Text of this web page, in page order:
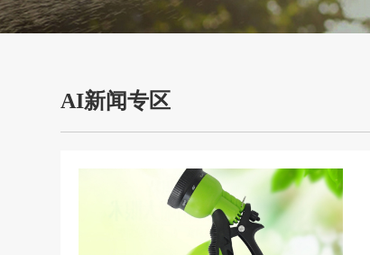
AI新闻专区